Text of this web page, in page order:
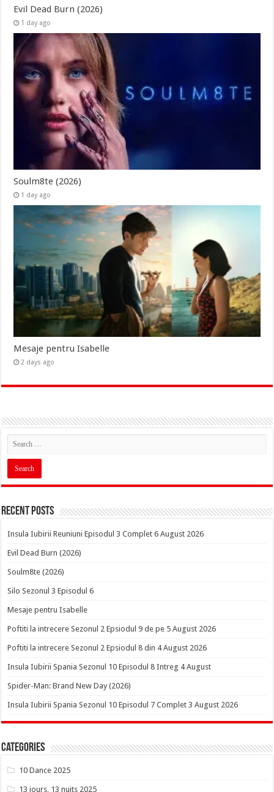
Evil Dead Burn (2026)
1 day ago
Soulm8te (2026)
1 day ago
Mesaje pentru Isabelle
2 days ago
Recent Posts
Insula Iubirii Reuniuni Episodul 3 Complet 6 August 2026
Evil Dead Burn (2026)
Soulm8te (2026)
Silo Sezonul 3 Episodul 6
Mesaje pentru Isabelle
Poftiti la intrecere Sezonul 2 Epsiodul 9 de pe 5 August 2026
Poftiti la intrecere Sezonul 2 Epsiodul 8 din 4 August 2026
Insula Iubirii Spania Sezonul 10 Episodul 8 Intreg 4 August
Spider-Man: Brand New Day (2026)
Insula Iubirii Spania Sezonul 10 Episodul 7 Complet 3 August 2026
Categories
10 Dance 2025
13 jours, 13 nuits 2025